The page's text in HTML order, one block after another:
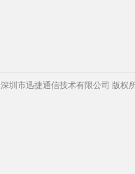
深圳市迅捷通信技术有限公司 版权